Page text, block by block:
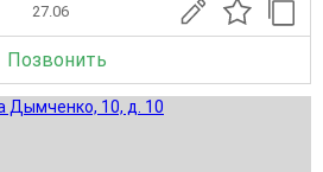
27.06
Позвонить